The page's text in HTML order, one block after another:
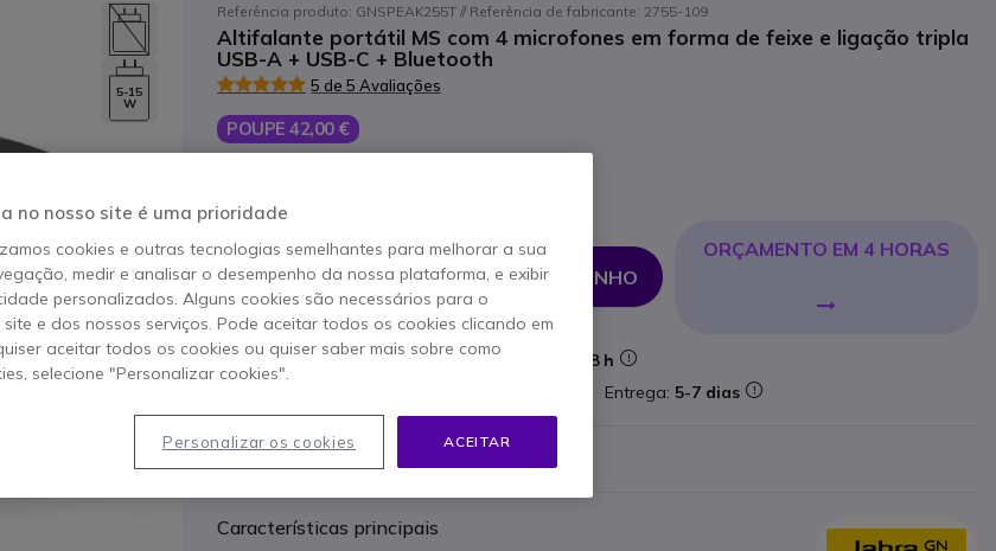
Referência produto: GNSPEAK255T // Referência de fabricante: 2755-109
Altifalante portátil MS com 4 microfones em forma de feixe e ligação tripla
USB-A + USB-C + Bluetooth
5 de 5 Avaliações
POUPE 42,00 €
Qtd
ADICIONAR AO CARRINHO
ORÇAMENTO EM 4 HORAS
16 produtosem stock Entrega:
24/48 h
Entrega: 5-7 dias
Características principais
5-15
W
no nosso site é uma prioridade
cookies e outras tecnologias semelhantes para melhorar a sua
medir e analisar o desempenho da nossa plataforma, e exibir
personalizados. Alguns cookies são necessários para o
e dos nossos serviços. Pode aceitar todos os cookies clicando em
aceitar todos os cookies ou quiser saber mais sobre como
selecione "Personalizar cookies".
ACEITAR
Personalizar os cookies